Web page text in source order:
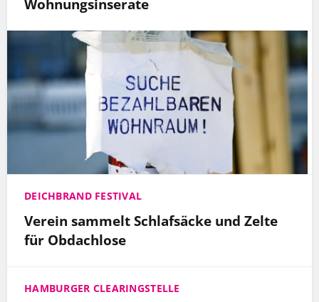
DEICHBRAND FESTIVAL
Verein sammelt Schlafsäcke und Zelte
für Obdachlose
HAMBURGER CLEARINGSTELLE